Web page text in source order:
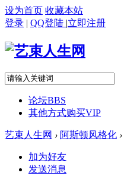
设为首页 收藏本站
登录 | QQ登陆 |立即注册
论坛BBS
其他方式购买VIP
艺束人生网 › 阿斯顿风格化 ›
加为好友
发送消息